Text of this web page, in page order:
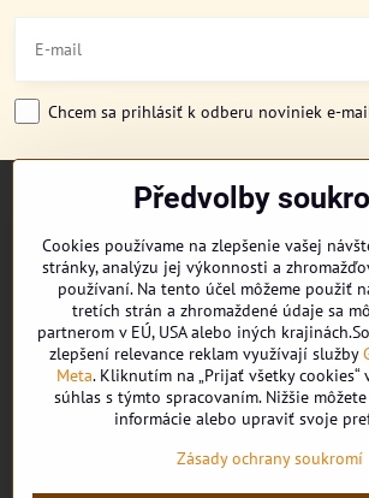
Chcem sa prihlásiť k odberu noviniek e-
CUKRONOVINKY
DORUČENÍ OBJEDNÁVKY
REKLAMAČNÍ ŘÁD
OBCHODNÍ PODMÍNKY
KONTAKT
Předvolby
Cookies používame na zlepšenie vašej
stránky, analýzu jej výkonnosti a
používaní. Na tento účel môžeme použiť
tretích strán a zhromaždené údaje sa
partnerom v EÚ, USA alebo iných
zlepšení relevance reklam využívají služby
Meta. Kliknutím na „Prijať všetky
súhlas s týmto spracovaním. Nižšie
informácie alebo upraviť svoje
Zásady ochrany soukromí